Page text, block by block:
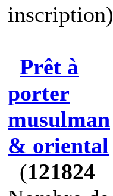
inscription)
Prêt à
porter
musulman
& oriental
(121824